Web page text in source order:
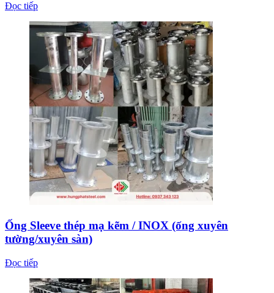
Đọc tiếp
Ống Sleeve thép mạ kẽm / INOX (ống xuyên
tường/xuyên sàn)
Đọc tiếp